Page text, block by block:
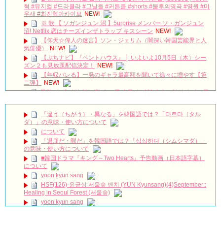
혁 #뮤지컬 #드라큘라 #그날들 #커튼콜 #shorts #불후의명곡 #영원 #미
우새 #최진혁아카이브 NEW!
※ 歌 【 ソガンジュン 沼 】5urprise メンバー ソ・ガンジュン
沼! Netflix 恋はチーズインザトラップ キスシーン NEW!
【仰天☆偉人の迷言】ソン・ジェリム（闇深い韓国芸能界と人
気俳優）
NEW!
【ぷちナビ】『ペントハウス』 │ いよいよ10月5日（木）シー
ズン２も見放題配信決定！
NEW!
【年収バレる】一発のギャラ最高額を聞いて徐々に増やす【第
二弾】
NEW!
[3차 티저] 사랑 없는(?) 솔로들의 동거 리얼리티🔥 일상이 시트콤
味とは？韓国俳優の突然の別れ NEW!
韓国映画【母とわたしの3日間】完！概要|感想 12/30/2023
no.112 NEW!
The Untold Collapse of Yoo Ah-in NEW!
ユン・シユン＆イ・ユヨン主演「親愛なる判事様」視聴率7.8％
で水木ドラマ1位をキープ Big News TV NEW!
【衝撃】小笠原慎之介、甲子園初登板へ🔥「僕はロボットじゃ
ない」伝統の一戦で覚醒なるか⚾
21世紀の大君夫人DUET💓#韓国ドラマ #21世紀の大君夫人
#disneyplus #iu #byeonwooseok
ハン・ヘジン 한혜진 – (선공개) 강남 3대 얼짱 출신 &#39;한혜진
「違う（ちがう）・異なる」を韓国語では？「다르다（タル
ダ）」の意味・使い方について
について
「退屈だ・暇だ」を韓国語では？「심심하다（シムシマダ）」
の意味・使い方について
■韓国ドラマ『キング～Two Hearts』予告動画（日本語字幕）
について
yoon kyun sang
HSF(126)-윤균상 서울숲 벤치 (YUN Kyunsang)(4)September::
Healing in Seoul Forest (서울숲)
yoon kyun sang